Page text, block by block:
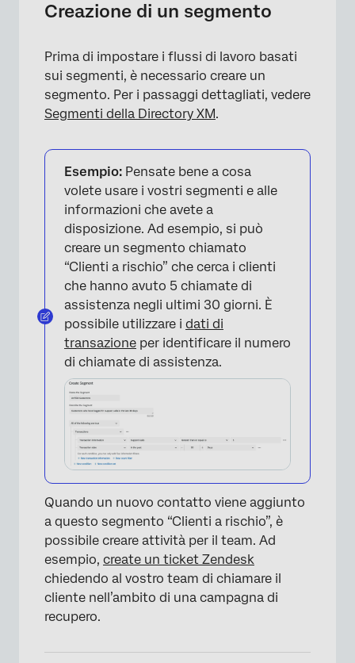
Creazione di un segmento
Prima di impostare i flussi di lavoro basati
sui segmenti, è necessario creare un
segmento. Per i passaggi dettagliati, vedere
Segmenti della Directory XM.
Esempio: Pensate bene a cosa
volete usare i vostri segmenti e alle
informazioni che avete a
disposizione. Ad esempio, si può
creare un segmento chiamato
“Clienti a rischio” che cerca i clienti
che hanno avuto 5 chiamate di
assistenza negli ultimi 30 giorni. È
possibile utilizzare i dati di
transazione per identificare il numero
di chiamate di assistenza.
Quando un nuovo contatto viene aggiunto
a questo segmento “Clienti a rischio”, è
possibile creare attività per il team. Ad
esempio, create un ticket Zendesk
chiedendo al vostro team di chiamare il
cliente nell’ambito di una campagna di
recupero.